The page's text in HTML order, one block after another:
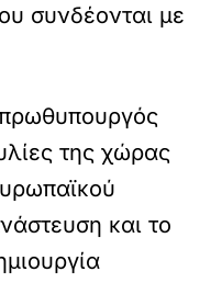
συνδέονται με
της χώρας
και το